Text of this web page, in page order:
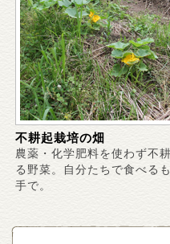
不耕起栽培の畑
農薬・化学肥料を使わず不
る野菜。自分たちで食べる
手で。